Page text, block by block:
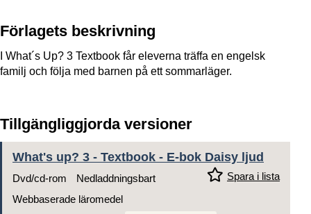
Förlagets beskrivning
I What´s Up? 3 Textbook får eleverna träffa en engelsk
familj och följa med barnen på ett sommarläger.
Tillgängliggjorda versioner
What's up? 3 - Textbook - E-bok Daisy ljud
Spara i lista
Dvd/cd-rom
Nedladdningsbart
Webbaserade läromedel